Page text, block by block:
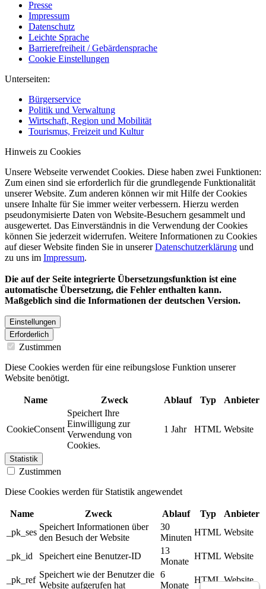
Presse
Impressum
Datenschutz
Leichte Sprache
Barrierefreiheit / Gebärdensprache
Cookie Einstellungen
Unterseiten:
Bürgerservice
Politik und Verwaltung
Wirtschaft, Region und Mobilität
Tourismus, Freizeit und Kultur
Hinweis zu Cookies
Unsere Webseite verwendet Cookies. Diese haben zwei Funktionen:
Zum einen sind sie erforderlich für die grundlegende Funktionalität
unserer Website. Zum anderen können wir mit Hilfe der Cookies
unsere Inhalte für Sie immer weiter verbessern. Hierzu werden
pseudonymisierte Daten von Website-Besuchern gesammelt und
ausgewertet. Das Einverständnis in die Verwendung der Cookies
können Sie jederzeit widerrufen. Weitere Informationen zu Cookies
auf dieser Website finden Sie in unsererDatenschutzerklärung und
zu uns im Impressum.
Die auf der Seite integrierte Übersetzungsfunktion ist eine
automatische Übersetzung, die Fehler enthalten kann.
Maßgeblich sind die Informationen der deutschen Version.
Einstellungen
Erforderlich
Zustimmen
Diese Cookies werden für eine reibungslose Funktion unserer
Website benötigt.
Name Zweck Ablauf Typ Anbieter
CookieConsent
Speichert Ihre
Einwilligung zur
Verwendung von
Cookies.
1 Jahr HTML Website
Statistik
Zustimmen
Diese Cookies werden für Statistik angewendet
Name Zweck Ablauf Typ
Anbieter
_pk_ses
Speichert Informationen über
den Besuch der Website
30
Minuten
HTML Website
_pk_id Speichert eine Benutzer-ID
13
Monate
HTML Website
_pk_ref
Speichert wie der Benutzer die
Website aufgerufen hat
6
Monate
HTML Website